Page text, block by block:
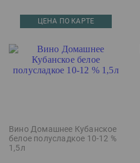
ЦЕНА ПО КАРТЕ
Вино Домашнее Кубанское
белое полусладкое 10-12 %
1,5л